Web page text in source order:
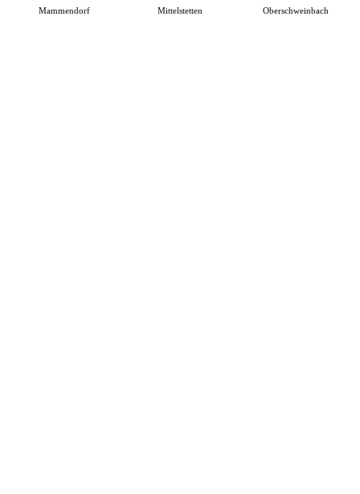
Mammendorf Mittelstetten Oberschweinbach